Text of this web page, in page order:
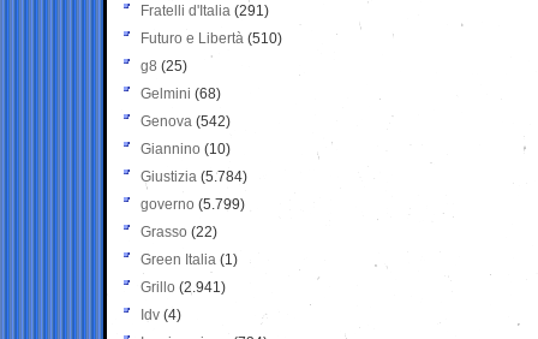
Fratelli d'Italia (291)
Futuro e Libertà (510)
g8 (25)
Gelmini (68)
Genova (542)
Giannino (10)
Giustizia (5.784)
governo (5.799)
Grasso (22)
Green Italia (1)
Grillo (2.941)
Idv (4)